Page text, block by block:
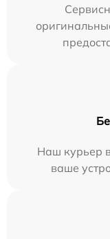
Наш курьер в
ваше